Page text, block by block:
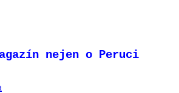
nejen o Peruci